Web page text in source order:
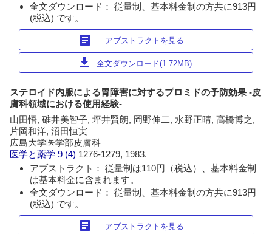
全文ダウンロード： 従量制、基本料金制の方共に913円
(税込) です。
article アブストラクトを見る
download 全文ダウンロード(1.72MB)
ステロイド内服による胃障害に対するプロミドの予防効果 -皮
膚科領域における使用経験-
山田悟, 碓井美智子, 坪井賢朗, 岡野伸二, 水野正晴, 高橋博之,
片岡和洋, 沼田恒実
広島大学医学部皮膚科
医学と薬学 9 (4) 1276-1279, 1983.
アブストラクト： 従量制は110円（税込）、基本料金制
は基本料金に含まれます。
全文ダウンロード： 従量制、基本料金制の方共に913円
(税込) です。
article アブストラクトを見る